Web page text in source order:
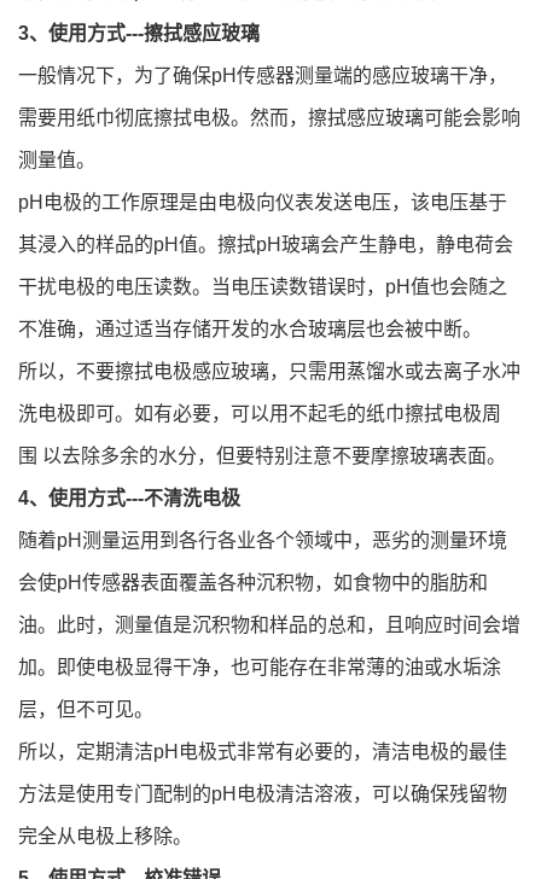
3、使用方式---擦拭感应玻璃
一般情况下，为了确保pH传感器测量端的感应玻璃干净，
需要用纸巾彻底擦拭电极。然而，擦拭感应玻璃可能会影响
测量值。
pH电极的工作原理是由电极向仪表发送电压，该电压基于
其浸入的样品的pH值。擦拭pH玻璃会产生静电，静电荷会
干扰电极的电压读数。当电压读数错误时，pH值也会随之
不准确，通过适当存储开发的水合玻璃层也会被中断。
所以，不要擦拭电极感应玻璃，只需用蒸馏水或去离子水冲
洗电极即可。如有必要，可以用不起毛的纸巾擦拭电极周
围 以去除多余的水分，但要特别注意不要摩擦玻璃表面。
4、使用方式---不清洗电极
随着pH测量运用到各行各业各个领域中，恶劣的测量环境
会使pH传感器表面覆盖各种沉积物，如食物中的脂肪和
油。此时，测量值是沉积物和样品的总和，且响应时间会增
加。即使电极显得干净，也可能存在非常薄的油或水垢涂
层，但不可见。
所以，定期清洁pH电极式非常有必要的，清洁电极的最佳
方法是使用专门配制的pH电极清洁溶液，可以确保残留物
完全从电极上移除。